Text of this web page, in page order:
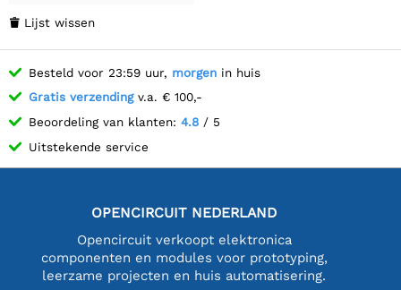
 Lijst wissen
Besteld voor 23:59 uur, morgen in huis
Gratis verzendingv.a. € 100,-
Beoordeling van klanten: 4.8 / 5
Uitstekende service
OPENCIRCUIT NEDERLAND
Opencircuit verkoopt elektronica
componenten en modules voor prototyping,
leerzame projecten en huis automatisering.